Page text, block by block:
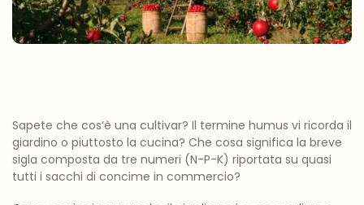
Sapete che cos’è una cultivar? Il termine humus vi ricorda il
giardino o piuttosto la cucina? Che cosa significa la breve
sigla composta da tre numeri (N-P-K) riportata su quasi
tutti i sacchi di concime in commercio?